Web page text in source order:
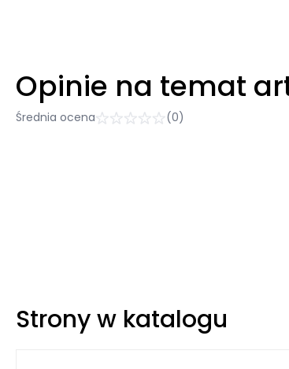
Opinie na temat
Średnia ocena (0)
Strony w katalogu